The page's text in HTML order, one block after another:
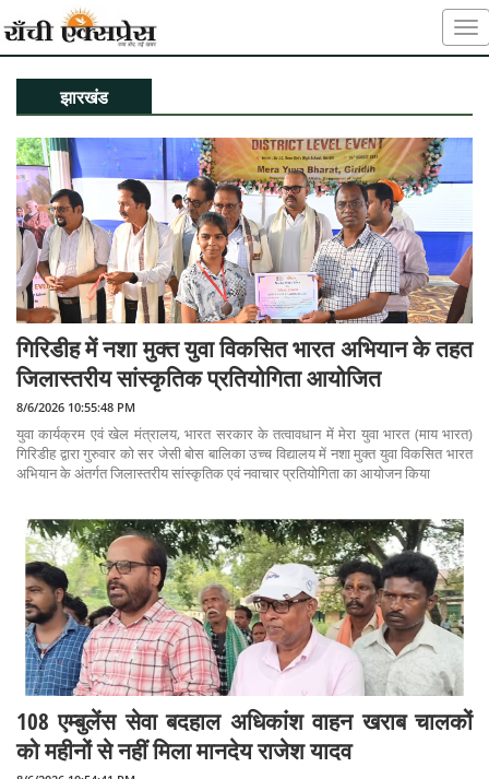
झारखंड
गिरिडीह में नशा मुक्त युवा विकसित भारत अभियान के तहत
जिलास्तरीय सांस्कृतिक प्रतियोगिता आयोजित
8/6/2026 10:55:48 PM
युवा कार्यक्रम एवं खेल मंत्रालय, भारत सरकार के तत्वावधान में मेरा युवा भारत (माय भारत)
गिरिडीह द्वारा गुरुवार को सर जेसी बोस बालिका उच्च विद्यालय में नशा मुक्त युवा विकसित भारत
अभियान के अंतर्गत जिलास्तरीय सांस्कृतिक एवं नवाचार प्रतियोगिता का आयोजन किया
108 एम्बुलेंस सेवा बदहाल अधिकांश वाहन खराब चालकों
को महीनों से नहीं मिला मानदेय राजेश यादव